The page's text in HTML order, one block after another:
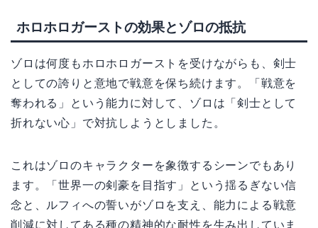
ホロホロガーストの効果とゾロの抵抗
ゾロは何度もホロホロガーストを受けながらも、剣士
としての誇りと意地で戦意を保ち続けます。「戦意を
奪われる」という能力に対して、ゾロは「剣士として
折れない心」で対抗しようとしました。
これはゾロのキャラクターを象徴するシーンでもあり
ます。「世界一の剣豪を目指す」という揺るぎない信
念と、ルフィへの誓いがゾロを支え、能力による戦意
削減に対してある種の精神的な耐性を生み出していま